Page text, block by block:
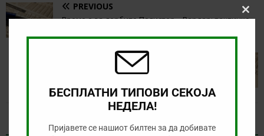
PREVIOUS
Време е за дербито Пелистер – Вардар: тактичко
Bet365 доделува 5 евра бонус: Проверете ја
RELATED ARTICLES
Close
БЕСПЛАТНИ ТИПОВИ СЕКОЈА
НЕДЕЛА!
Пријавете се нашиот билтен за да добивате